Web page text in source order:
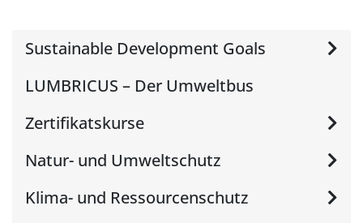
Sustainable Development Goals
LUMBRICUS – Der Umweltbus
Zertifikatskurse
Natur- und Umweltschutz
Klima- und Ressourcenschutz